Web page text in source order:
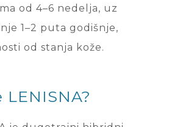
od 4–6 nedelja, uz
1–2 puta godišnje,
od stanja kože.
LENISNA?